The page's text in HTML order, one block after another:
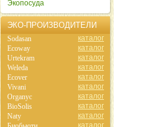
Экопосуда
ЭКО-ПРОИЗВОДИТЕЛИ
Sodasan
каталог
Ecoway
каталог
Urtekram
каталог
Weleda
каталог
Ecover
каталог
Vivani
каталог
Organyc
каталог
BioSolis
каталог
Naty
каталог
каталог